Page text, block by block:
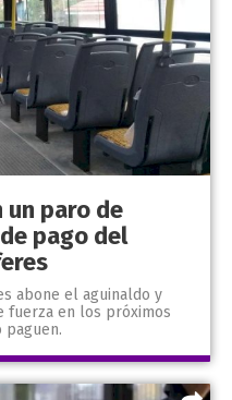
un paro de
pago del
abone el aguinaldo y
fuerza en los próximos
paguen.